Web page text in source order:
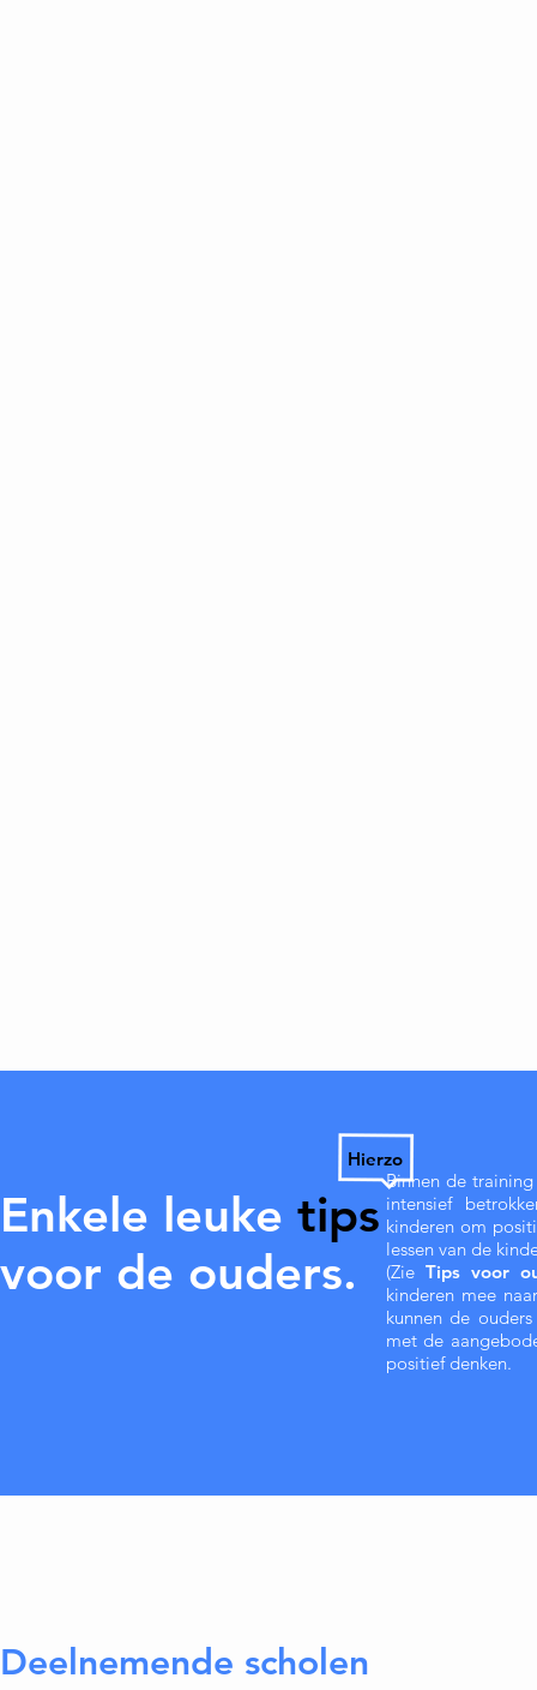
Enkele leuke tips
voor de ouders.
Hierzo
Binnen de
intensief
kinderen om
lessen van de
(Zie Tips voor
kinderen mee
kunnen de
met de
positief denken.
Deelnemende scholen